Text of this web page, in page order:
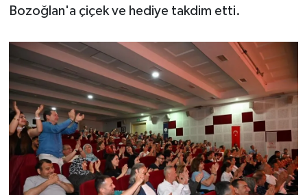
Bozoğlan'a çiçek ve hediye takdim etti.